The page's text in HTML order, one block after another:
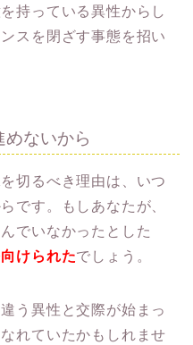
持っている異性からし
スを閉ざす事態を招い
ないから
切るべき理由は、いつ
です。もしあなたが、
でいなかったとした
けられたでしょう。
う異性と交際が始まっ
れていたかもしれませ